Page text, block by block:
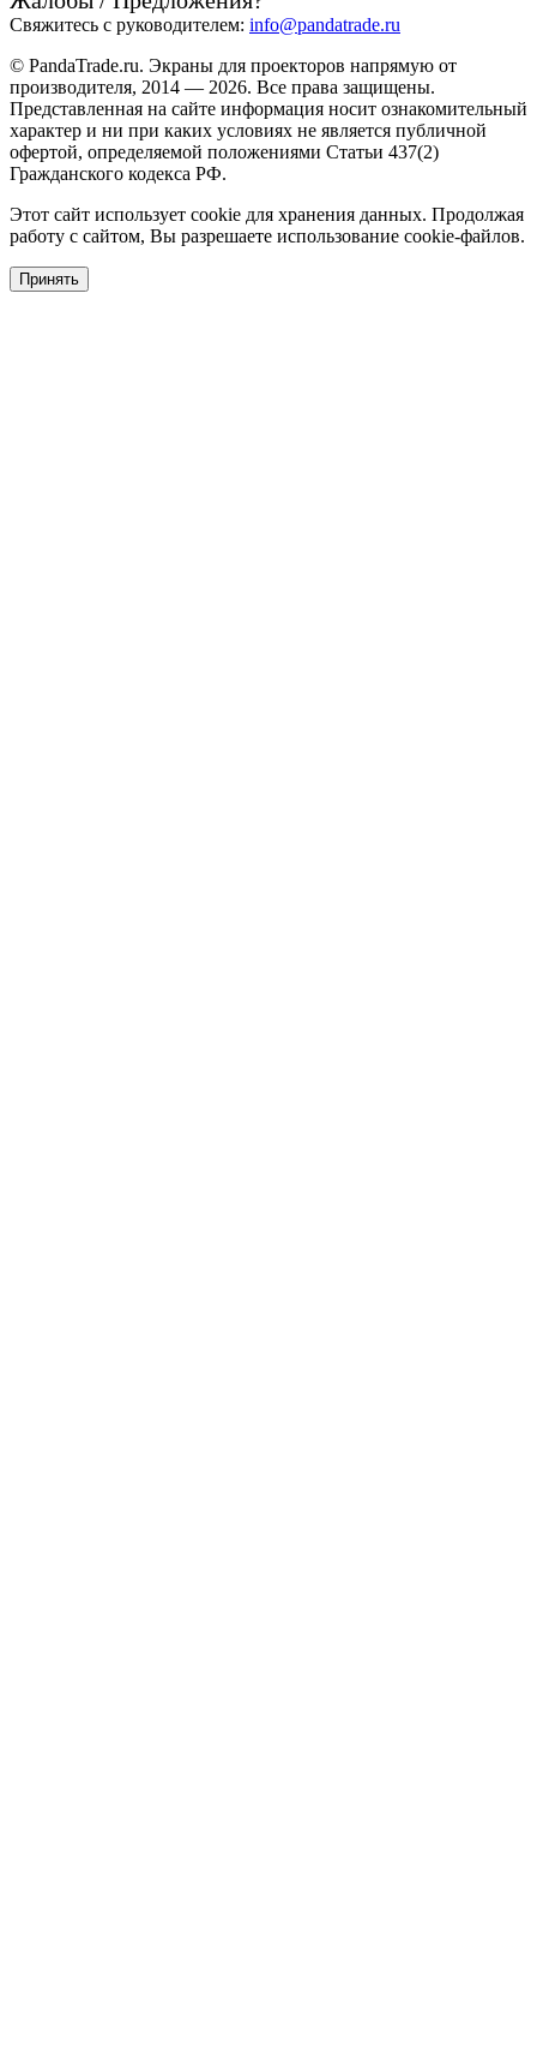
Свяжитесь с руководителем: info@pandatrade.ru
© PandaTrade.ru. Экраны для проекторов напрямую от
производителя, 2014 — 2026. Все права защищены.
Представленная на сайте информация носит ознакомительный
характер и ни при каких условиях не является публичной
офертой, определяемой положениями Статьи 437(2)
Гражданского кодекса РФ.
Этот сайт использует cookie для хранения данных. Продолжая
работу с сайтом, Вы разрешаете использование cookie-файлов.
Принять